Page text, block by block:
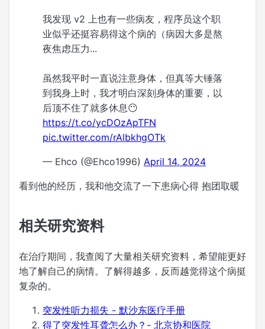
我发现 v2 上也有一些病友，程序员这个职
业似乎还挺容易得这个病的（病因大多是熬
夜焦虑压力...
虽然我平时一直说注意身体，但真等大锤落
到我身上时，我才明白深刻身体的重要，以
后顶不住了就多休息😶
https://t.co/ycDOzApTFN
pic.twitter.com/rAlbkhgOTk
— Ehco (@Ehco1996) April 14, 2024
看到他的经历，我和他交流了一下患病心得 抱团取暖
相关研究资料
在治疗期间，我查阅了大量相关研究资料，希望能更好
地了解自己的病情。了解得越多，反而越觉得这个病挺
复杂的。
突发性听力损失 - 默沙东医疗手册
得了突发性耳聋怎么办？- 北京协和医院